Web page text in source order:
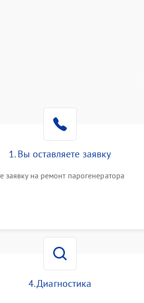
1. Вы оставляете заявку
заявку на ремонт парогенератора
4. Диагностика